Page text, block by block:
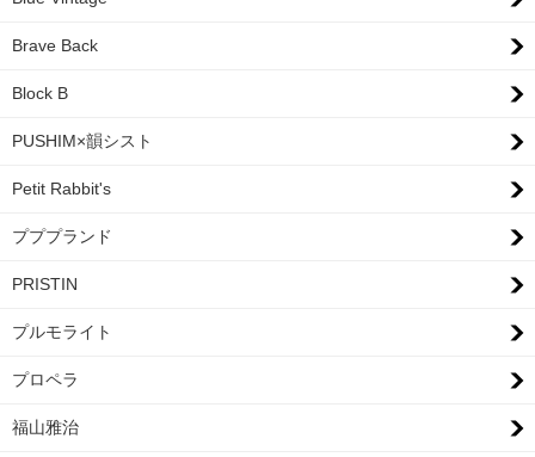
Brave Back
Block B
PUSHIM×韻シスト
Petit Rabbit's
プププランド
PRISTIN
プルモライト
プロペラ
福山雅治